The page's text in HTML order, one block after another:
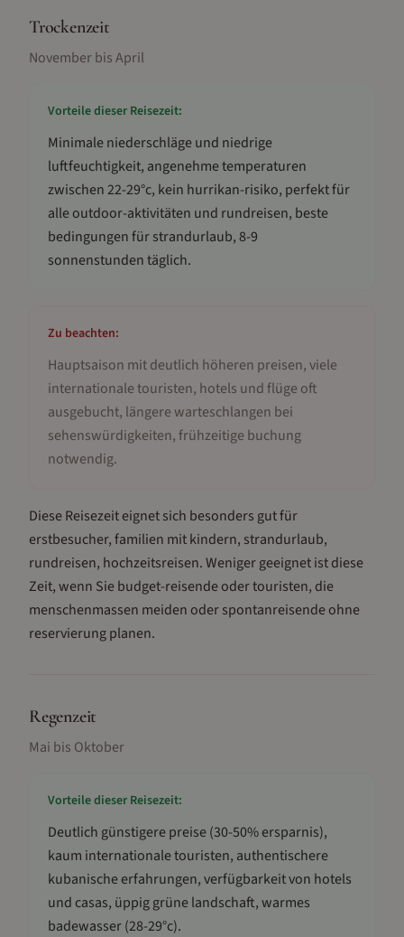
Trockenzeit
November bis April
Vorteile dieser Reisezeit:
Minimale niederschläge und niedrige
luftfeuchtigkeit, angenehme temperaturen
zwischen 22-29°c, kein hurrikan-risiko, perfekt für
alle outdoor-aktivitäten und rundreisen, beste
bedingungen für strandurlaub, 8-9
sonnenstunden täglich.
Zu beachten:
Hauptsaison mit deutlich höheren preisen, viele
internationale touristen, hotels und flüge oft
ausgebucht, längere warteschlangen bei
sehenswürdigkeiten, frühzeitige buchung
notwendig.
Diese Reisezeit eignet sich besonders gut für
erstbesucher, familien mit kindern, strandurlaub,
rundreisen, hochzeitsreisen.Weniger geeignet ist diese
Zeit, wenn Sie budget-reisende oder touristen, die
menschenmassen meiden oder spontanreisende ohne
reservierung planen.
Regenzeit
Mai bis Oktober
Vorteile dieser Reisezeit:
Deutlich günstigere preise (30-50% ersparnis),
kaum internationale touristen, authentischere
kubanische erfahrungen, verfügbarkeit von hotels
und casas, üppig grüne landschaft, warmes
badewasser (28-29°c).